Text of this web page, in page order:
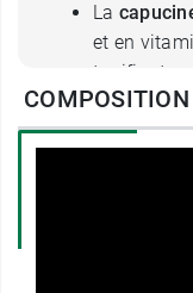
La
et en
tonifiante,
Lecalendula
COMPOSITION